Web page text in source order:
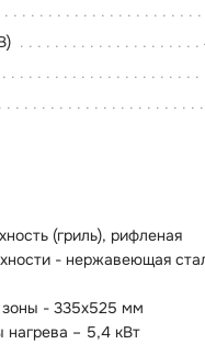
(гриль), рифленая
- нержавеющая
зоны - 335x525 мм
нагрева – 5,4 кВт